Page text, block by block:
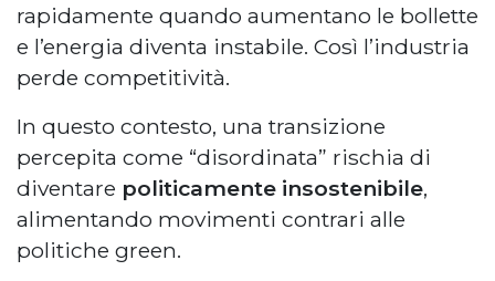
rapidamente quando aumentano le bollette
e l’energia diventa instabile. Così l’industria
perde competitività.
In questo contesto, una transizione
percepita come “disordinata” rischia di
diventare politicamente insostenibile,
alimentando movimenti contrari alle
politiche green.